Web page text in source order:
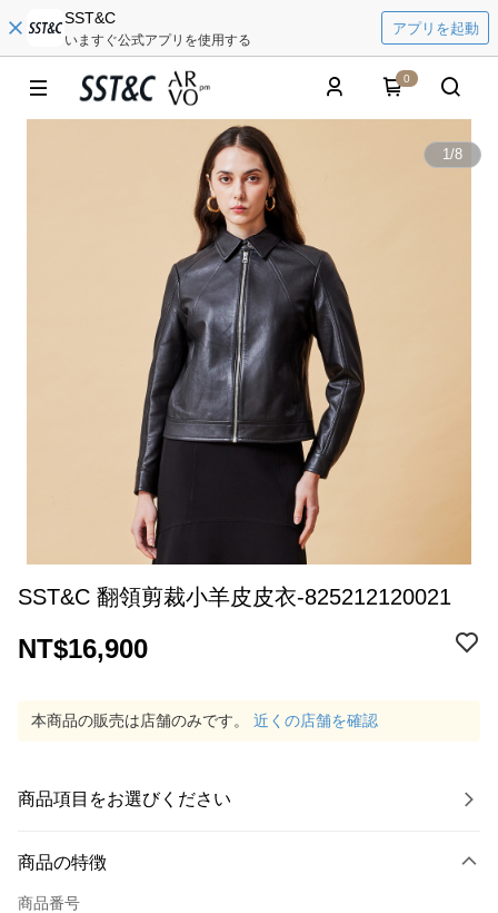
SST&C
いますぐ公式アプリを使用する
アプリを起動
0
1/8
SST&C 翻領剪裁小羊皮皮衣-825212120021
NT$16,900
本商品の販売は店舗のみです。 近くの店舗を確認
商品項目をお選びください
商品の特徴
商品番号